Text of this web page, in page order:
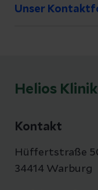
Unser
Helios
Kontakt
Hüffertstraße
34414 Warburg